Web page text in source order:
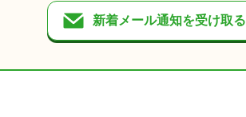
新着メール通知を受け取る